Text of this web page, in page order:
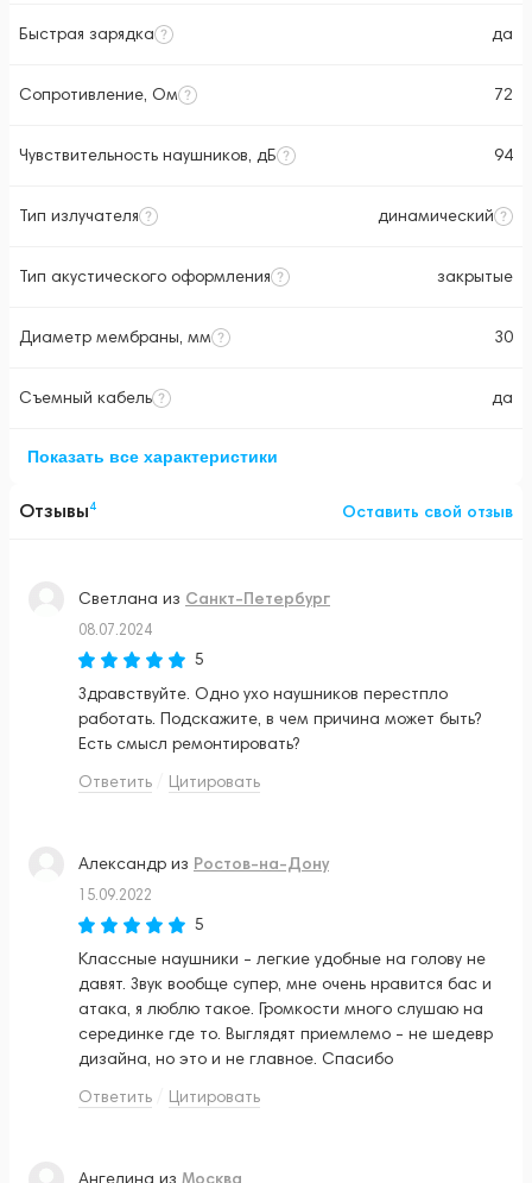
Быстрая зарядка да
Сопротивление, Ом 72
Чувствительность наушников, дБ 94
Тип излучателя динамический
Тип акустического оформления закрытые
Диаметр мембраны, мм 30
Съемный кабель да
Показать все характеристики
Отзывы4 Оставить свой отзыв
Светлана из Санкт-Петербург
08.07.2024
5
Здравствуйте. Одно ухо наушников перестпло
работать. Подскажите, в чем причина может быть?
Есть смысл ремонтировать?
Ответить
Цитировать
Александр из Ростов-на-Дону
15.09.2022
5
Классные наушники - легкие удобные на голову не
давят. Звук вообще супер, мне очень нравится бас и
атака, я люблю такое. Громкости много слушаю на
серединке где то. Выглядят приемлемо - не шедевр
дизайна, но это и не главное. Спасибо
Ответить
Цитировать
Ангелина из Москва